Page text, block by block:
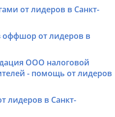
от лидеров в Санкт-
от лидеров в
ООО налоговой
- помощь от лидеров
в Санкт-